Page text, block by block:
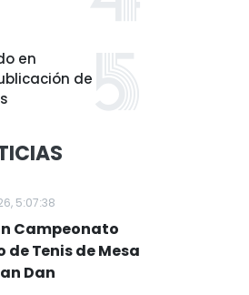
en
de
5:07:38
Campeonato
Tenis de Mesa
Dan